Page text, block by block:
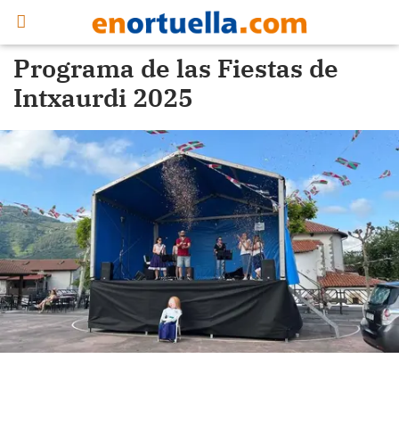
Programa de las Fiestas de
Intxaurdi 2025